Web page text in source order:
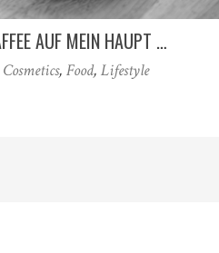
AUF MEIN HAUPT …
Cosmetics, Food, Lifestyle